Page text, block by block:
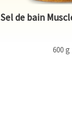
Sel de bain
600 g